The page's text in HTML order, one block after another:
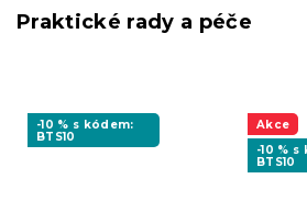
Praktické rady a péče
-10 % s kódem:
BTS10
Akce
-10 %
BTS10